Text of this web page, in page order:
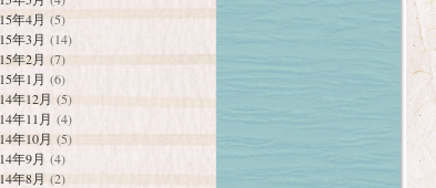
年4月 (5)
年3月 (14)
年2月 (7)
年1月 (6)
年12月 (5)
年11月 (4)
年10月 (5)
年9月 (4)
年8月 (2)